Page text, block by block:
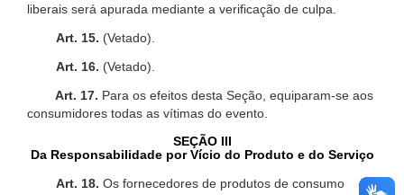
liberais será apurada mediante a verificação de culpa.
Art. 15. (Vetado).
Art. 16. (Vetado).
Art. 17. Para os efeitos desta Seção, equiparam-se aos
consumidores todas as vítimas do evento.
SEÇÃO III
Da Responsabilidade por Vício do Produto e do Serviço
Art. 18. Os fornecedores de produtos de consumo